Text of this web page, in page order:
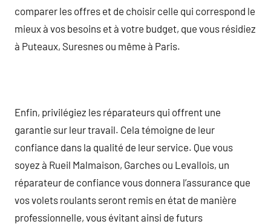
comparer les offres et de choisir celle qui correspond le
mieux à vos besoins et à votre budget, que vous résidiez
à Puteaux, Suresnes ou même à Paris.
Enfin, privilégiez les réparateurs qui offrent une
garantie sur leur travail. Cela témoigne de leur
confiance dans la qualité de leur service. Que vous
soyez à Rueil Malmaison, Garches ou Levallois, un
réparateur de confiance vous donnera l’assurance que
vos volets roulants seront remis en état de manière
professionnelle, vous évitant ainsi de futurs